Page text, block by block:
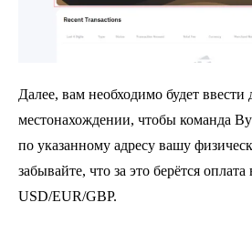
Далее, вам необходимо будет
местонахождении, чтобы команда
по указанному адресу вашу
забывайте, что за это берётся оплата
USD/EUR/GBP.